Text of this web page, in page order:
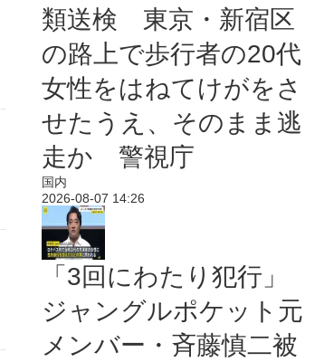
類送検 東京・新宿区
の路上で歩行者の20代
女性をはねてけがをさ
せたうえ、そのまま逃
走か 警視庁
国内
2026-08-07 14:26
「3回にわたり犯行」
ジャングルポケット元
メンバー・斉藤慎二被